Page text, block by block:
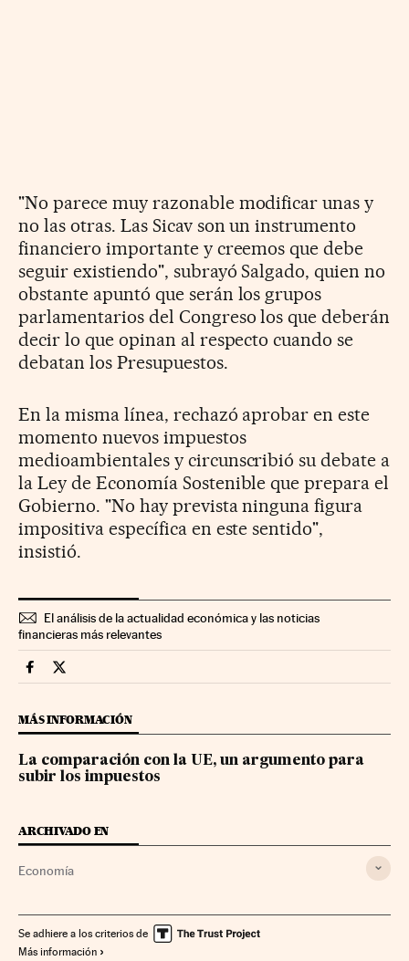
"No parece muy razonable modificar unas y
no las otras. Las Sicav son un instrumento
financiero importante y creemos que debe
seguir existiendo", subrayó Salgado, quien no
obstante apuntó que serán los grupos
parlamentarios del Congreso los que deberán
decir lo que opinan al respecto cuando se
debatan los Presupuestos.
En la misma línea, rechazó aprobar en este
momento nuevos impuestos
medioambientales y circunscribió su debate a
la Ley de Economía Sostenible que prepara el
Gobierno. "No hay prevista ninguna figura
impositiva específica en este sentido",
insistió.
El análisis de la actualidad económica y las noticias
financieras más relevantes
Economia Cinco Días en Facebook
Economia Cinco Días en Twitter
MÁS INFORMACIÓN
La comparación con la UE, un argumento para
subir los impuestos
ARCHIVADO EN
Economía
Se adhiere a los criterios de
Más información